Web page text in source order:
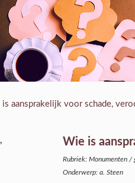
aansprakelijk voor schade,
Wie is
Rubriek: Monumenten /
Onderwerp: a. Steen